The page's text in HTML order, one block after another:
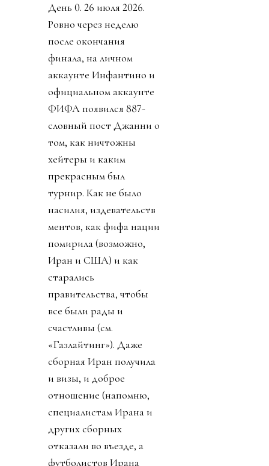
День 0. 26 июля 2026.
Ровно через неделю
после окончания
финала, на личном
аккаунте Инфантино и
официальном аккаунте
ФИФА появился 887-
словный пост Джанни о
том, как ничтожны
хейтеры и каким
прекрасным был
турнир. Как не было
насилия, издевательств
ментов, как фифа нации
помирила (возможно,
Иран и США) и как
старались
правительства, чтобы
все были рады и
счастливы (см.
«Газлайтинг»). Даже
сборная Иран получила
и визы, и доброе
отношение (напомню,
специалистам Ирана и
других сборных
отказали во въезде, а
футболистов Ирана